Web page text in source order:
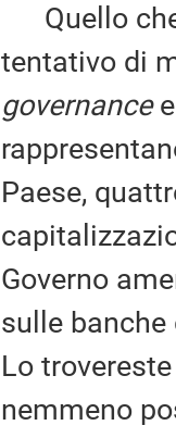
Quello che
tentativo di
governancee
Paese,
Governo
sulle
Lo
nemmeno